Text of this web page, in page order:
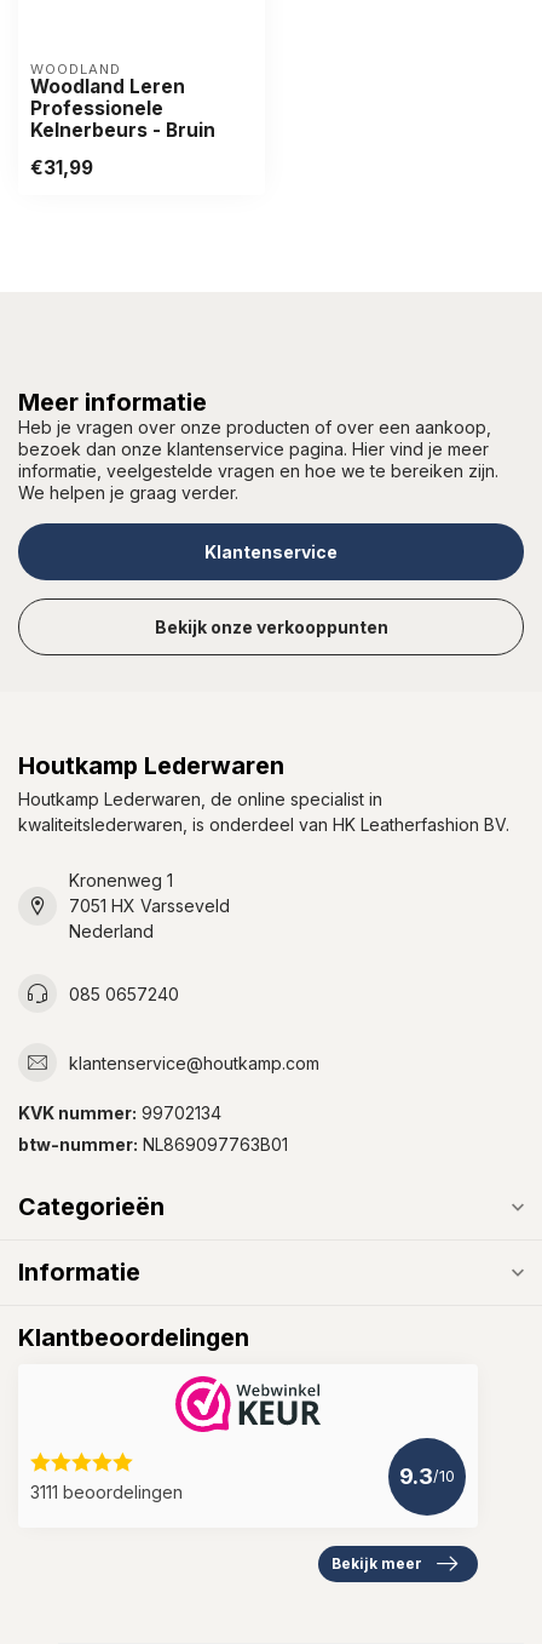
WOODLAND
Woodland Leren
Professionele
Kelnerbeurs - Bruin
€31,99
Meer informatie
Heb je vragen over onze producten of over een aankoop,
bezoek dan onze klantenservice pagina. Hier vind je meer
informatie, veelgestelde vragen en hoe we te bereiken zijn.
We helpen je graag verder.
Klantenservice
Bekijk onze verkooppunten
Houtkamp Lederwaren
Houtkamp Lederwaren, de online specialist in
kwaliteitslederwaren, is onderdeel van HK Leatherfashion BV.
Kronenweg 1
7051 HX Varsseveld
Nederland
085 0657240
klantenservice@houtkamp.com
KVK nummer: 99702134
btw-nummer: NL869097763B01
Categorieën
Informatie
Klantbeoordelingen
3111 beoordelingen
9.3/10
Bekijk meer